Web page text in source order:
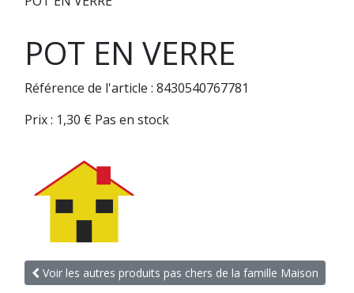
POT EN VERRE
Référence de l'article : 8430540767781
Prix : 1,30 € Pas en stock
Voir les autres produits pas chers de la famille Maison